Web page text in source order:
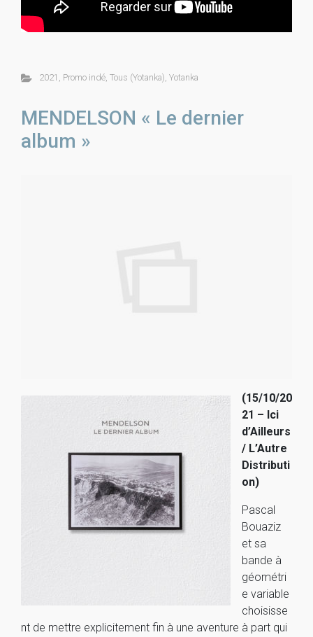
2021 , Promo indé, Tous (Yotanka), Yotanka
MENDELSON « Le dernier
album »
(15/10/20
21 – Ici
d’Ailleurs
/ L’Autre
Distributi
on)
Pascal
Bouaziz
et sa
bande à
géométri
e variable
choisisse
nt de mettre explicitement fin à une aventure à part qui